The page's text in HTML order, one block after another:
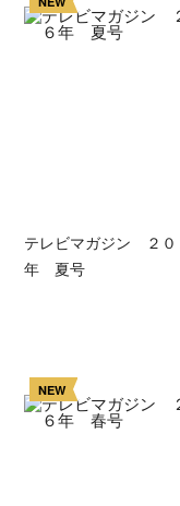
テレビマガジン ２０
年 夏号
NEW